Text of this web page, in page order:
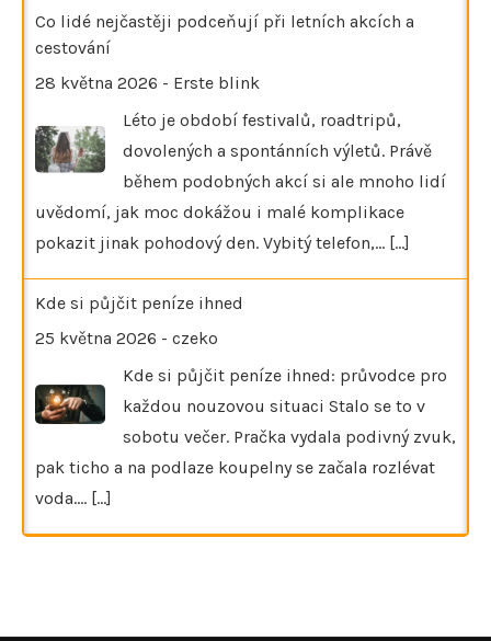
Co lidé nejčastěji podceňují při letních akcích a
cestování
28 května 2026 - Erste blink
Léto je období festivalů, roadtripů,
dovolených a spontánních výletů. Právě
během podobných akcí si ale mnoho lidí
uvědomí, jak moc dokážou i malé komplikace
pokazit jinak pohodový den. Vybitý telefon,… [...]
Kde si půjčit peníze ihned
25 května 2026 - czeko
Kde si půjčit peníze ihned: průvodce pro
každou nouzovou situaci Stalo se to v
sobotu večer. Pračka vydala podivný zvuk,
pak ticho a na podlaze koupelny se začala rozlévat
voda.… [...]